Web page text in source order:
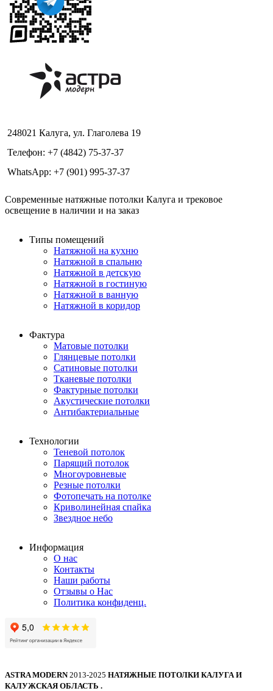
248021 Калуга, ул. Глаголева 19
Телефон: +7 (4842) 75-37-37
WhatsApp: +7 (901) 995-37-37
Современные натяжные потолки Калуга и трековое
освещение в наличии и на заказ
Типы помещений
Натяжной на кухню
Натяжной в спальню
Натяжной в детскую
Натяжной в гостиную
Натяжной в ванную
Натяжной в коридор
Фактура
Матовые потолки
Глянцевые потолки
Сатиновые потолки
Тканевые потолки
Фактурные потолки
Акустические потолки
Антибактериальные
Технологии
Теневой потолок
Парящий потолок
Многоуровневые
Резные потолки
Фотопечать на потолке
Криволинейная спайка
Звездное небо
Информация
О нас
Контакты
Наши работы
Отзывы о Нас
Политика конфиденц.
ASTRA MODERN2013-2025 НАТЯЖНЫЕ ПОТОЛКИ КАЛУГА И
КАЛУЖСКАЯ ОБЛАСТЬ .